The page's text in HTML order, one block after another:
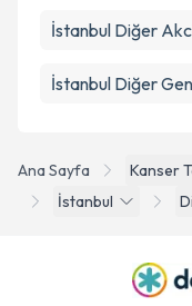
Ana Sayfa
Kanser
İstanbul
İstanbul Diğer
İstanbul Diğer